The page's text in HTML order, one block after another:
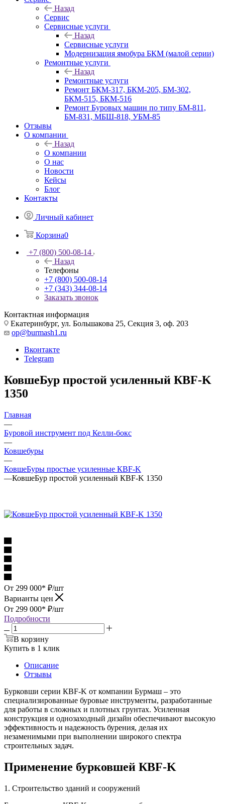
Назад
Сервис
Сервисные услуги
Назад
Сервисные услуги
Модернизация ямобура БКМ (малой серии)
Ремонтные услуги
Назад
Ремонтные услуги
Ремонт БКМ-317, БКМ-205, БМ-302,
БКМ-515, БКМ-516
Ремонт Буровых машин по типу БМ-811,
БМ-831, МБШ-818, УБМ-85
Отзывы
О компании
Назад
О компании
О нас
Новости
Кейсы
Блог
Контакты
Личный кабинет
Корзина0
+7 (800) 500-08-14
Назад
Телефоны
+7 (800) 500-08-14
+7 (343) 344-08-14
Заказать звонок
Контактная информация
Екатеринбург, ул. Большакова 25, Секция 3, оф. 203
op@burmash1.ru
Вконтакте
Telegram
КовшеБур простой усиленный КВF-K
1350
Главная
—
Буровой инструмент под Келли-бокс
—
Ковшебуры
—
КовшеБуры простые усиленные КВF-K
—КовшеБур простой усиленный КВF-K 1350
От 299 000* ₽/шт
Варианты цен
От 299 000* ₽/шт
Подробности
В корзину
Купить в 1 клик
Описание
Отзывы
Бурковши серии КВF-K от компании Бурмаш – это
специализированные буровые инструменты, разработанные
для работы в сложных и плотных грунтах. Усиленная
конструкция и однозаходный дизайн обеспечивают высокую
эффективность и надежность бурения, делая их
незаменимыми при выполнении широкого спектра
строительных задач.
Применение бурковшей КВF-K
1. Строительство зданий и сооружений